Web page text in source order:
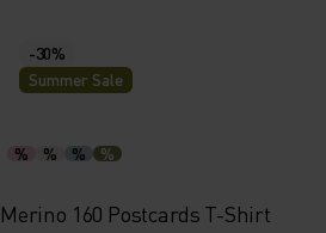
-30%
Summer Sale
% % % %
Merino 160 Postcards T-Shirt